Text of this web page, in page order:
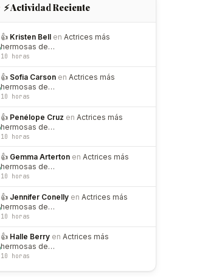
⚡ Actividad Reciente
👍 Kristen Bell en Actrices más
hermosas de…
10 horas
👍 Sofia Carson en Actrices más
hermosas de…
10 horas
👍 Penélope Cruz en Actrices más
hermosas de…
10 horas
👍 Gemma Arterton en Actrices más
hermosas de…
10 horas
👍 Jennifer Conelly en Actrices más
hermosas de…
10 horas
👍 Halle Berry en Actrices más
hermosas de…
10 horas